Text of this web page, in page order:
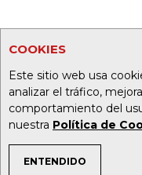
COOKIES
Este sitio web usa
analizar el tráfico,
comportamiento del
nuestra Política de
ENTENDIDO